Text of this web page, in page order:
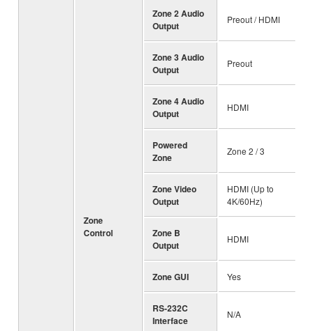
Zone
Control
Zone 2 Audio
Output
Preout / HDMI
Zone 3 Audio
Output
Preout
Zone 4 Audio
Output
HDMI
Powered
Zone
Zone 2 / 3
Zone Video
Output
HDMI (Up to
4K/60Hz)
Zone B
Output
HDMI
Zone GUI Yes
RS-232C
Interface
N/A